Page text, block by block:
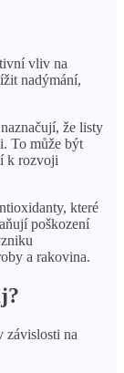
vliv na
nadýmání,
že listy
To může být
k rozvoji
které
poškození
a rakovina.
závislosti na